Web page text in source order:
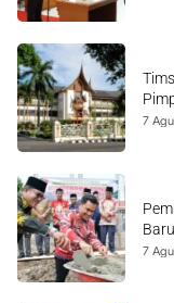
7
7